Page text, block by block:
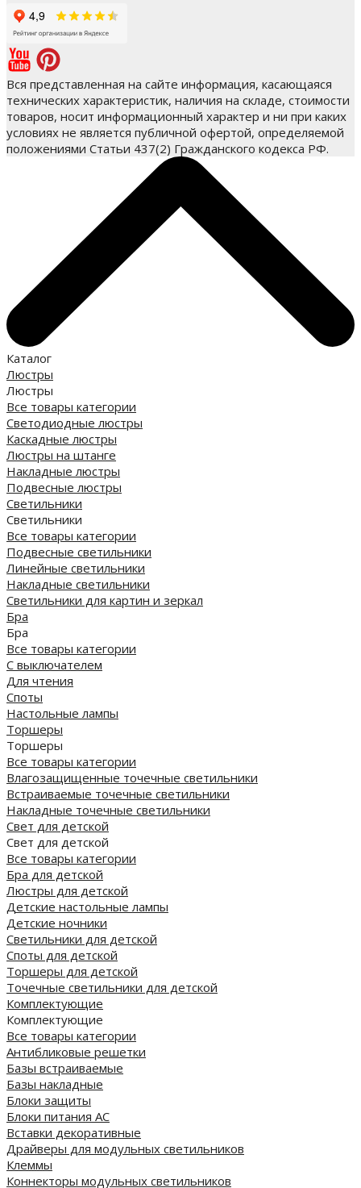
Вся представленная на сайте информация, касающаяся
технических характеристик, наличия на складе, стоимости
товаров, носит информационный характер и ни при каких
условиях не является публичной офертой, определяемой
положениями Статьи 437(2) Гражданского кодекса РФ.
Каталог
Люстры
Люстры
Все товары категории
Светодиодные люстры
Каскадные люстры
Люстры на штанге
Накладные люстры
Подвесные люстры
Светильники
Светильники
Все товары категории
Подвесные светильники
Линейные светильники
Накладные светильники
Светильники для картин и зеркал
Бра
Бра
Все товары категории
С выключателем
Для чтения
Споты
Настольные лампы
Торшеры
Торшеры
Все товары категории
Влагозащищенные точечные светильники
Встраиваемые точечные светильники
Накладные точечные светильники
Свет для детской
Свет для детской
Все товары категории
Бра для детской
Люстры для детской
Детские настольные лампы
Детские ночники
Светильники для детской
Споты для детской
Торшеры для детской
Точечные светильники для детской
Комплектующие
Комплектующие
Все товары категории
Антибликовые решетки
Базы встраиваемые
Базы накладные
Блоки защиты
Блоки питания AC
Вставки декоративные
Драйверы для модульных светильников
Клеммы
Коннекторы модульных светильников